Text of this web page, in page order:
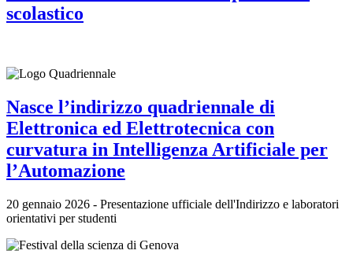
scolastico
Nasce l’indirizzo quadriennale di
Elettronica ed Elettrotecnica con
curvatura in Intelligenza Artificiale per
l’Automazione
20 gennaio 2026 - Presentazione ufficiale dell'Indirizzo e laboratori
orientativi per studenti